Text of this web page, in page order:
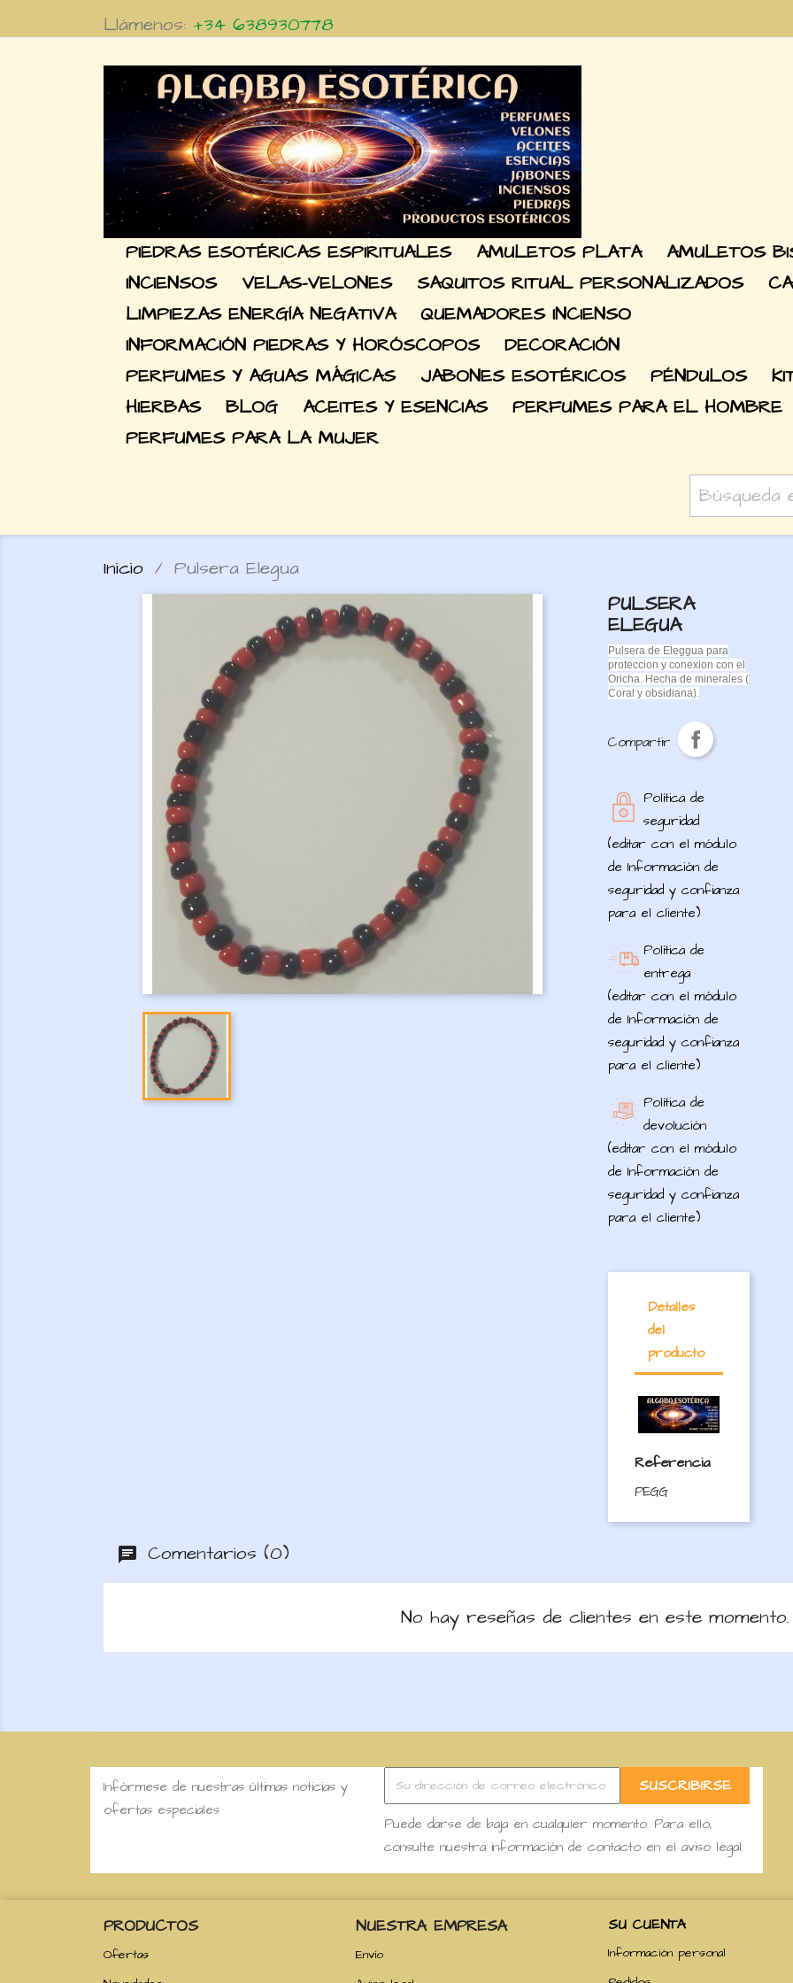
Llámenos: +34 638930778
PIEDRAS ESOTÉRICAS ESPIRITUALES AMULETOS PLATA
AMULETOS
INCIENSOS
VELAS-VELONES SAQUITOS RITUAL PERSONALIZADOS
LIMPIEZAS ENERGÍA NEGATIVA
QUEMADORES INCIENSO
INFORMACIÓN PIEDRAS Y HORÓSCOPOS
DECORACIÓN
PERFUMES Y AGUAS MÁGICAS
JABONES ESOTÉRICOS PÉNDULOS
HIERBAS
BLOG ACEITES Y ESENCIAS
PERFUMES PARA EL HOMBRE
PERFUMES PARA LA MUJER
Inicio Pulsera Elegua
PULSERA
ELEGUA
Pulsera de Eleggua para
proteccion y conexion con el
Oricha. Hecha de minerales (
Coral y obsidiana).
Compartir
Política de
seguridad
(editar con el módulo
de Información de
seguridad y confianza
para el cliente)
Política de
entrega
(editar con el módulo
de Información de
seguridad y confianza
para el cliente)
Política de
devolución
(editar con el módulo
de Información de
seguridad y confianza
para el cliente)
Detalles
del
producto
Referencia
PEGG
Comentarios (0)
No hay reseñas de clientes en este momento.
Infórmese de nuestras últimas noticias y
ofertas especiales
Puede darse de baja en cualquier momento. Para ello,
consulte nuestra información de contacto en el aviso legal.
PRODUCTOS
Ofertas
NUESTRA EMPRESA
Envío
SU CUENTA
Información personal